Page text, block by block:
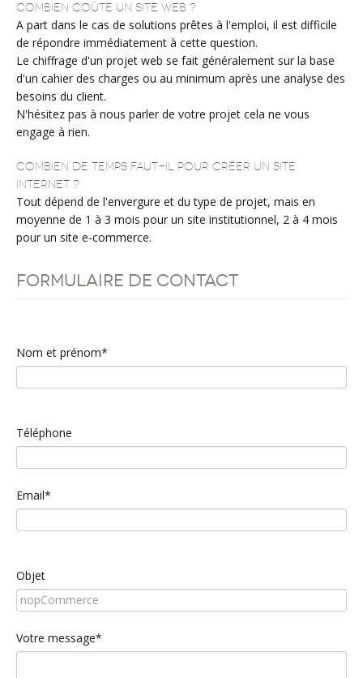
Combien coûte un site web ?
A part dans le cas de solutions prêtes à l'emploi, il est difficile
de répondre immédiatement à cette question.
Le chiffrage d'un projet web se fait généralement sur la base
d'un cahier des charges ou au minimum après une analyse des
besoins du client.
N'hésitez pas à nous parler de votre projet cela ne vous
engage à rien.
Combien de temps faut-il pour créer un site
internet ?
Tout dépend de l'envergure et du type de projet, mais en
moyenne de 1 à 3 mois pour un site institutionnel, 2 à 4 mois
pour un site e-commerce.
Formulaire de contact
Nom et prénom*
Téléphone
Email*
Objet
Votre message*